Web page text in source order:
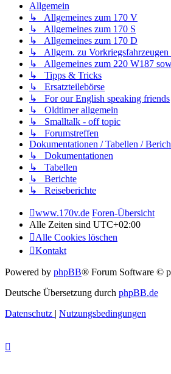
Allgemein
↳ Allgemeines zum 170 V
↳ Allgemeines zum 170 S
↳ Allgemeines zum 170 D
↳ Allgem. zu Vorkriegsfahrzeugen
↳ Allgemeines zum 220 W187
↳ Tipps & Tricks
↳ Ersatzteilebörse
↳ For our English speaking friends
↳ Oldtimer allgemein
↳ Smalltalk - off topic
↳ Forumstreffen
Dokumentationen / Tabellen /
↳ Dokumentationen
↳ Tabellen
↳ Berichte
↳ Reiseberichte
www.170v.de Foren-Übersicht
Alle Zeiten sind UTC+02:00
Alle Cookies löschen
Kontakt
Powered by phpBB® Forum Software ©
Deutsche Übersetzung durch phpBB.de
Datenschutz | Nutzungsbedingungen